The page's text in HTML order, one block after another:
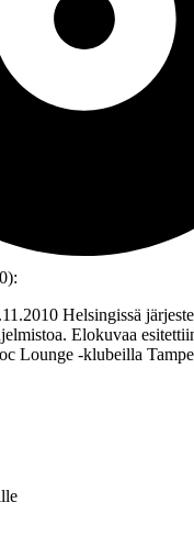
Helsingissä
Elokuvaa
Lounge ‑klubeilla